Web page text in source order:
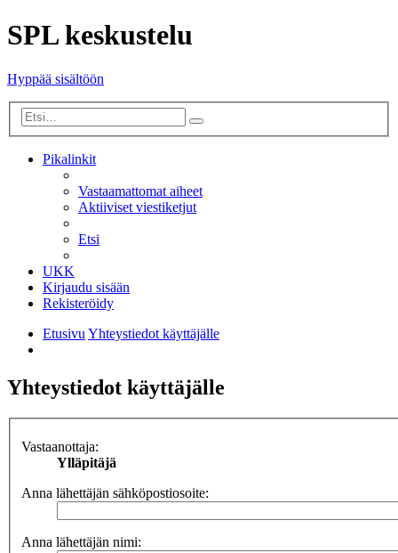
SPL keskustelu
Hyppää sisältöön
Etsi
Pikalinkit
Vastaamattomat aiheet
Aktiiviset viestiketjut
Etsi
UKK
Kirjaudu sisään
Rekisteröidy
EtusivuYhteystiedot käyttäjälle
Yhteystiedot käyttäjälle
Vastaanottaja:
Ylläpitäjä
Anna lähettäjän sähköpostiosoite:
Anna lähettäjän nimi: